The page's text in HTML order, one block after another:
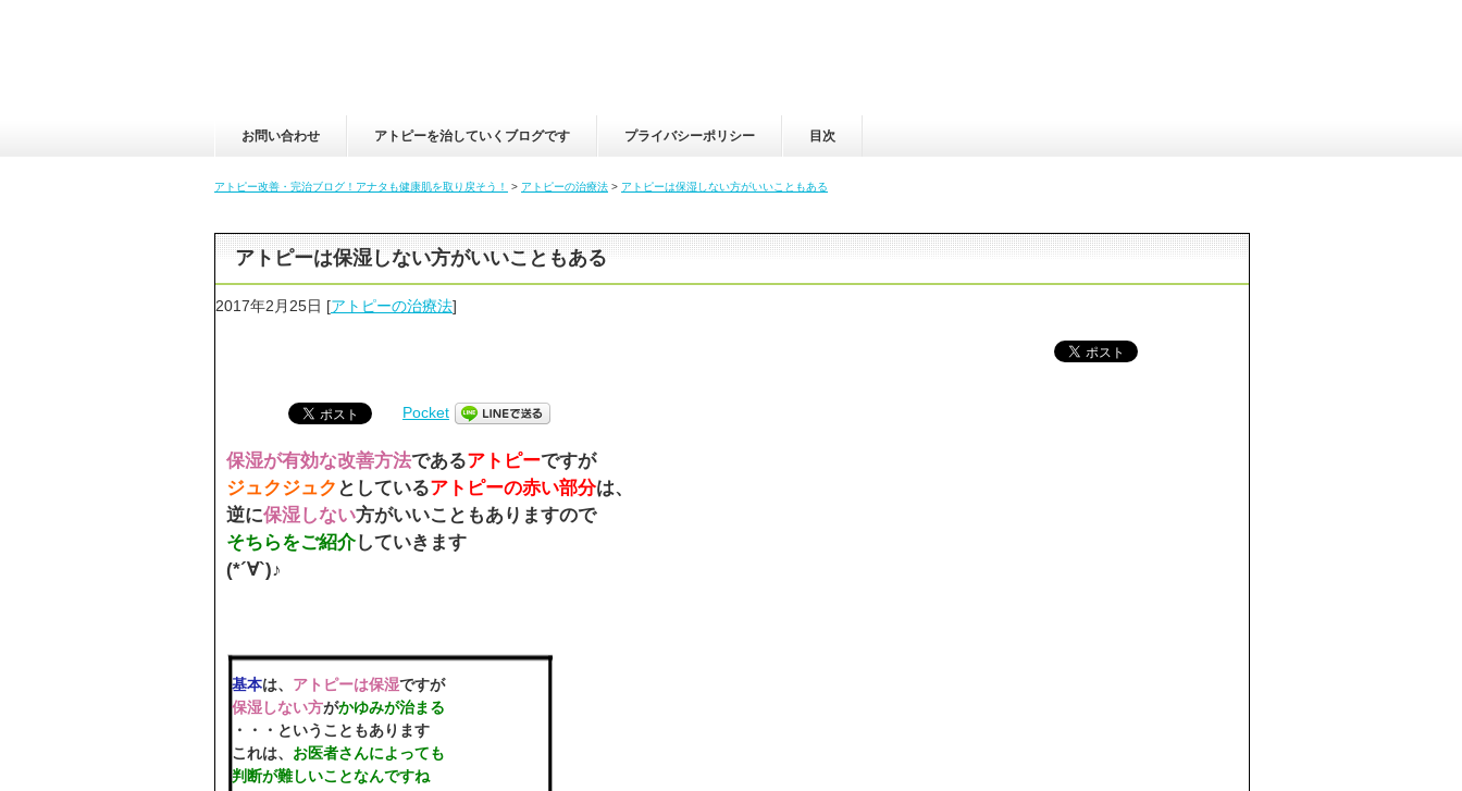
お問い合わせ アトピーを治していくブログです プライバシーポリシー 目次
アトピー改善・完治ブログ！アナタも健康肌を取り戻そう！ > アトピーの治療法 > アトピーは保湿しない方がいいこともある
アトピーは保湿しない方がいいこともある
2017年2月25日 [アトピーの治療法]
Pocket
保湿が有効な改善方法であるアトピーですが
ジュクジュク としているアトピーの赤い部分は、
逆に保湿しない方がいいこともありますので
そちらをご紹介していきます
(*´∀`)♪
基本は、 アトピーは保湿ですが
保湿しない方がかゆみが治まる
・・・ということもあります
これは、 お医者さんによっても
判断が難しいことなんですね